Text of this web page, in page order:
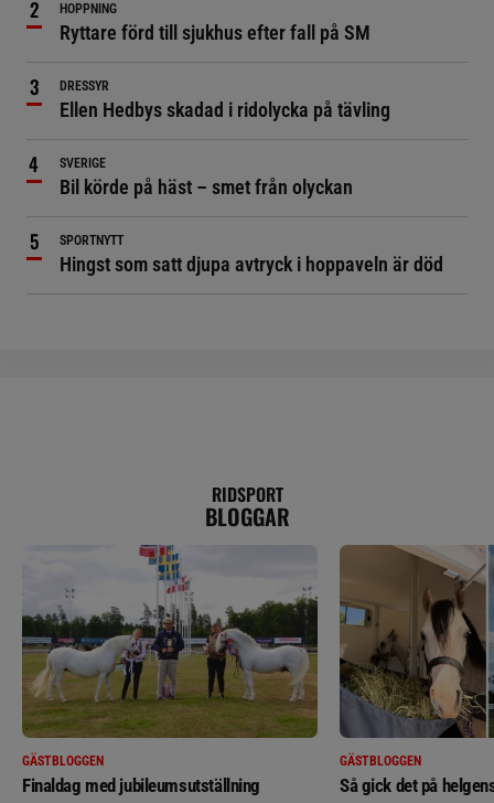
HOPPNING
Ryttare förd till sjukhus efter fall på SM
DRESSYR
Ellen Hedbys skadad i ridolycka på tävling
SVERIGE
Bil körde på häst – smet från olyckan
SPORTNYTT
Hingst som satt djupa avtryck i hoppaveln är död
RIDSPORT
BLOGGAR
GÄSTBLOGGEN
Finaldag med jubileumsutställning
GÄSTBLOGGEN
Så gick det på